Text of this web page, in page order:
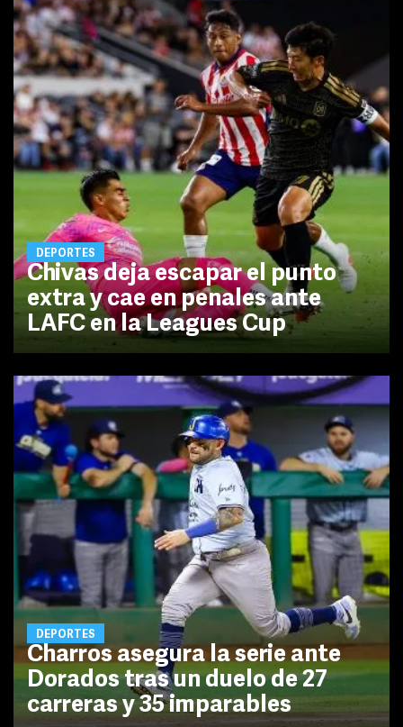
DEPORTES
Chivas deja escapar el punto
extra y cae en penales ante
LAFC en la Leagues Cup
DEPORTES
Charros asegura la serie ante
Dorados tras un duelo de 27
carreras y 35 imparables